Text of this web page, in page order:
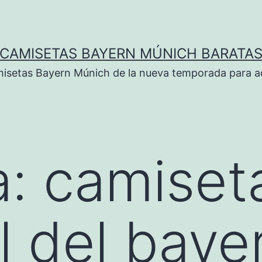
CAMISETAS BAYERN MÚNICH BARATAS
Bayern Múnich de la nueva temporada para
del